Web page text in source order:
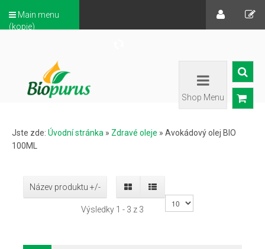
Main menu
(kopie)
Shop Menu
Jste zde: Úvodní stránka » Zdravé oleje » Avokádový olej BIO
100ML
Název produktu +/-
Výsledky 1 - 3 z 3